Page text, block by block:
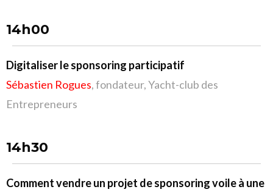
14h00
Digitaliser le sponsoring participatif
Sébastien Rogues, fondateur, Yacht-club des
Entrepreneurs
14h30
Comment vendre un projet de sponsoring voile à une